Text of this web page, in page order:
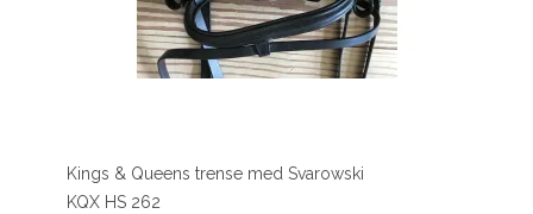
Kings & Queens trense med Svarowski
KQX HS 262